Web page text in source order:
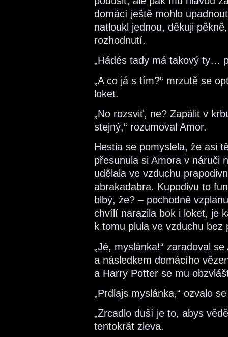
domácí ještě mohlo
natloukl jednou, děkuji
rozhodnutí.
„Hádés tady má takový ty…
„A co já s tím?“ mrzutě se
loket.
„No rozsviť, ne? Zapálit v
stejný,“ rozumoval Amor.
Hestia se pomyslela, že asi
přesunula si Amora v náruči
udělala ve vzduchu
abrakadabra. Kupodivu to
blbý, že? – pochodně
chvílí narazila bok i loket, je
k tomu plula ve vzduchu bez
„Jé, myslánka!“ zaradoval
a následkem domácího
a Harry Potter se mu
„Prdlajs myslánka,“ ozvalo
„Zrcadlo duší je to, abys
tentokrát zleva.